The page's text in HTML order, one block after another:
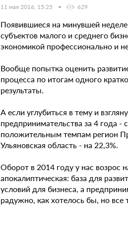
11 мая 2016, 15:25 629
Появившиеся на минувшей
субъектов малого и среднего
экономикой профессионально и
Вообще попытка оценить
процесса по итогам одного
результаты.
А если углубиться в тему и
предпринимательства за 4 года
положительным темпам регион
Ульяновская область - на 22,3%.
Оборот в 2014 году у нас возрос
апокалиптическая: база для
условий для бизнеса, а
радужно, как хотелось бы, но все